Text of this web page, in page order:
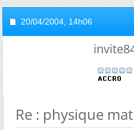
20/04/2004, 14h06
Re : physique